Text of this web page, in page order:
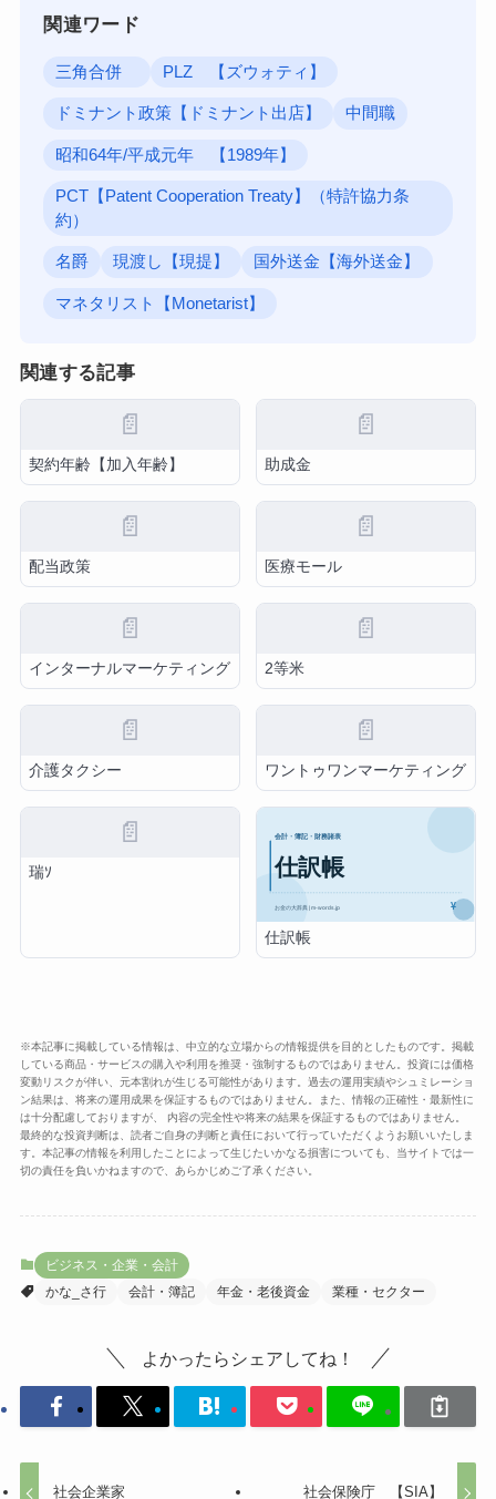
関連ワード
三角合併 PLZ 【ズウォティ】
ドミナント政策【ドミナント出店】 中間職
昭和64年/平成元年 【1989年】
PCT【Patent Cooperation Treaty】（特許協力条
約）
名爵 現渡し【現提】 国外送金【海外送金】
マネタリスト【Monetarist】
関連する記事
📄
契約年齢【加入年齢】
📄
助成金
📄
配当政策
📄
医療モール
📄
インターナルマーケティング
📄
2等米
📄
介護タクシー
📄
ワントゥワンマーケティング
📄
瑞ｿ
仕訳帳
※本記事に掲載している情報は、中立的な立場からの情報提供を目的としたものです。掲載
している商品・サービスの購入や利用を推奨・強制するものではありません。投資には価格
変動リスクが伴い、元本割れが生じる可能性があります。過去の運用実績やシュミレーショ
ン結果は、将来の運用成果を保証するものではありません。また、情報の正確性・最新性に
は十分配慮しておりますが、 内容の完全性や将来の結果を保証するものではありません。
最終的な投資判断は、読者ご自身の判断と責任において行っていただくようお願いいたしま
す。本記事の情報を利用したことによって生じたいかなる損害についても、当サイトでは一
切の責任を負いかねますので、あらかじめご了承ください。
ビジネス・企業・会計
かな_さ行
会計・簿記 年金・老後資金 業種・セクター
よかったらシェアしてね！
社会企業家 社会保険庁 【SIA】